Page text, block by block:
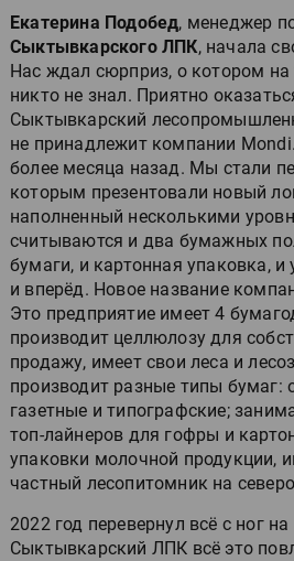
Екатерина Подобед, менеджер
Сыктывкарского ЛПК, начала
Нас ждал сюрприз, о котором
никто не знал. Приятно
Сыктывкарский
не принадлежит компании
более месяца назад. Мы стали
которым презентовали новый
наполненный несколькими
считываются и два бумажных
бумаги, и картонная упаковка, и
и вперёд. Новое название
Это предприятие имеет 4
производит целлюлозу для
продажу, имеет свои леса и
производит разные типы бумаг:
газетные и типографские;
топ-лайнеров для гофры и
упаковки молочной продукции,
частный лесопитомник на
2022 год перевернул всё с ног на
Сыктывкарский ЛПК всё это